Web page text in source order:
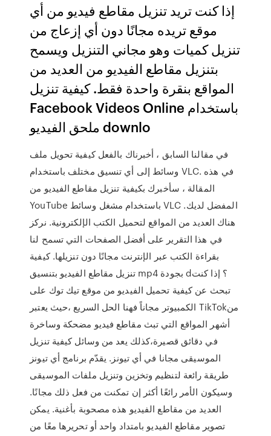
إذا كنت تريد تنزيل مقاطع فيديو من أي
موقع تريده مجانًا دون أي إزعاج من
تنزيل كميات وهو مجاني التنزيل ويسمح
بتنزيل مقاطع الفيديو من العديد من
المواقع بنقرة واحدة فقط. كيفية تنزيل
Facebook Videos Online باستخدام
ملحق الفيديو downlo
في مقالنا السابق ، أخبرناك بالفعل كيفية تحويل ملف
وسائط إلى أي تنسيق مختلف باستخدام VLC. في هذه
المقالة ، سأخبرك بكيفية تنزيل مقاطع الفيديو من
YouTube باستخدام مشغل وسائط VLC المفضل لديك.
هناك العديد من المواقع لتحميل الكتب الإلكترونية. نركز
في هذا التقرير على أفضل الصفحات التي تسمح لنا
بقراءة الكتب عبر الإنترنت مجانًا دون تنزيلها. كيفية
تنزيل مقاطع الفيديو بتنسيق mp4 بجودة d؟ إذا كنت
تبحث عن كيفية تحميل الفيديو من موقع تيك توك على
الكمبيوتر مجاناً فهنا الحل السريع ،حيث يعتبر TikTok‏ من
أشهر المواقع التي تبث مقاطع فيديو مضحكة وساخرة
في دقائق قصيرة،كذلك يعد من وسائل كيفية تنزيل
الموسيقى مجانا في أي تيونز. يقدّم برنامج أي تيونز
طريقة رائعة لتنظيم وتخزين وتنزيل ملفات الموسيقى
وسيكون الأمر رائعًا أكثر إن تمكنت من فعل ذلك مجانًا.
العديد من مقاطع الفيديو هذه مصحوبة بأغنية. يمكن
تصوير مقاطع الفيديو بامتداد واحد أو تحريرها معًا من